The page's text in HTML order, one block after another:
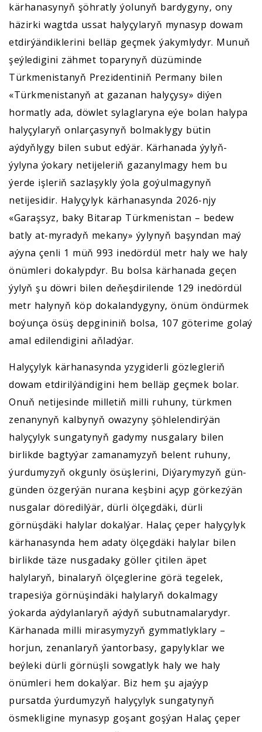
kärhanasynyň şöhratly ýolunyň bardygyny, ony
häzirki wagtda ussat halyçylaryň mynasyp dowam
etdirýändiklerini belläp geçmek ýakymlydyr. Munuň
şeýledigini zähmet toparynyň düzüminde
Türkmenistanyň Prezidentiniň Permany bilen
«Türkmenistanyň at gazanan halyçysy» diýen
hormatly ada, döwlet sylaglaryna eýe bolan halypa
halyçylaryň onlarçasynyň bolmaklygy bütin
aýdyňlygy bilen subut edýär. Kärhanada ýylyň-
ýylyna ýokary netijeleriň gazanylmagy hem bu
ýerde işleriň sazlaşykly ýola goýulmagynyň
netijesidir. Halyçylyk kärhanasynda 2026-njy
«Garaşsyz, baky Bitarap Türkmenistan – bedew
batly at-myradyň mekany» ýylynyň başyndan maý
aýyna çenli 1 müň 993 inedördül metr haly we haly
önümleri dokalypdyr. Bu bolsa kärhanada geçen
ýylyň şu döwri bilen deňeşdirilende 129 inedördül
metr halynyň köp dokalandygyny, önüm öndürmek
boýunça ösüş depgininiň bolsa, 107 göterime golaý
amal edilendigini aňladýar.
Halyçylyk kärhanasynda yzygiderli gözlegleriň
dowam etdirilýändigini hem belläp geçmek bolar.
Onuň netijesinde milletiň milli ruhuny, türkmen
zenanynyň kalbynyň owazyny şöhlelendirýän
halyçylyk sungatynyň gadymy nusgalary bilen
birlikde bagtyýar zamanamyzyň belent ruhuny,
ýurdumyzyň okgunly ösüşlerini, Diýarymyzyň gün-
günden özgerýän nurana keşbini açyp görkezýän
nusgalar döredilýär, dürli ölçegdäki, dürli
görnüşdäki halylar dokalýar. Halaç çeper halyçylyk
kärhanasynda hem adaty ölçegdäki halylar bilen
birlikde täze nusgadaky göller çitilen äpet
halylaryň, binalaryň ölçeglerine görä tegelek,
trapesiýa görnüşindäki halylaryň dokalmagy
ýokarda aýdylanlaryň aýdyň subutnamalarydyr.
Kärhanada milli mirasymyzyň gymmatlyklary –
horjun, zenanlaryň ýantorbasy, gapylyklar we
beýleki dürli görnüşli sowgatlyk haly we haly
önümleri hem dokalýar. Biz hem şu ajaýyp
pursatda ýurdumyzyň halyçylyk sungatynyň
ösmekligine mynasyp goşant goşýan Halaç çeper